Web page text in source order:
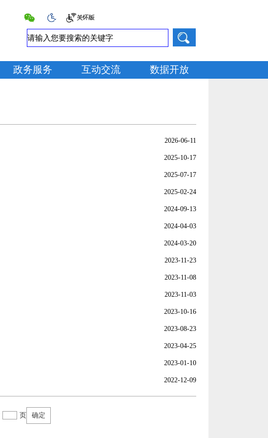
政务服务 互动交流 数据开放
2026-06-11
2025-10-17
2025-07-17
2025-02-24
2024-09-13
2024-04-03
2024-03-20
2023-11-23
2023-11-08
2023-11-03
2023-10-16
2023-08-23
2023-04-25
2023-01-10
2022-12-09
页 确定